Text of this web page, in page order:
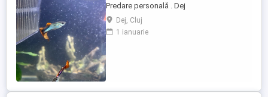
Predare personală . Dej
Dej, Cluj
1 ianuarie